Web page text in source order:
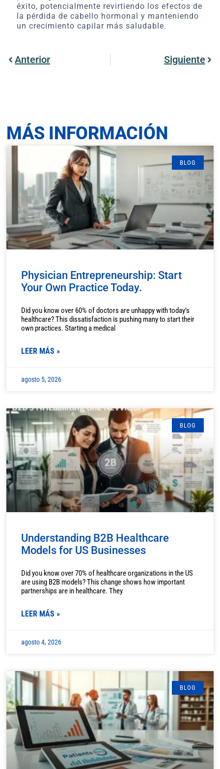
éxito, potencialmente revirtiendo los efectos de
la pérdida de cabello hormonal y manteniendo
un crecimiento capilar más saludable.
Anterior Siguiente
MÁS INFORMACIÓN
BLOG
Physician Entrepreneurship: Start
Your Own Practice Today.
Did you know over 60% of doctors are unhappy with today’s
healthcare? This dissatisfaction is pushing many to start their
own practices. Starting a medical
LEER MÁS »
agosto 5, 2026
BLOG
Understanding B2B Healthcare
Models for US Businesses
Did you know over 70% of healthcare organizations in the US
are using B2B models? This change shows how important
partnerships are in healthcare. They
LEER MÁS »
agosto 4, 2026
BLOG